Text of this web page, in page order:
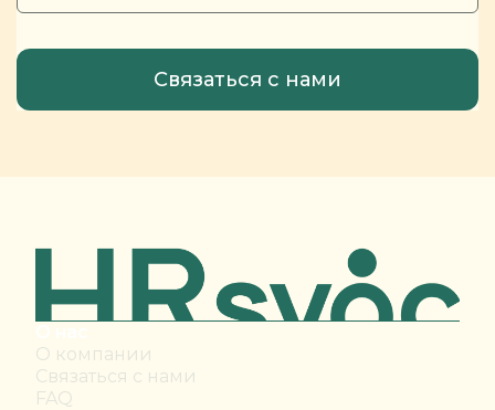
О компании
Связаться с нами
FAQ